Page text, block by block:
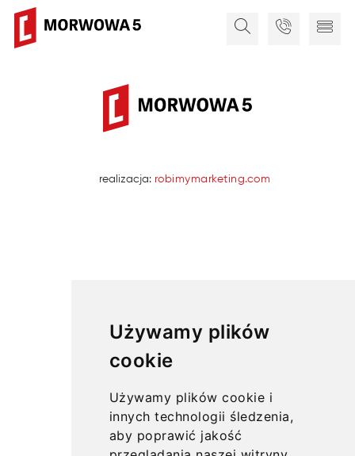
Używamy plików
cookie
Używamy plików cookie i
innych technologii śledzenia,
aby poprawić jakość
realizacja: robimymarketing.com